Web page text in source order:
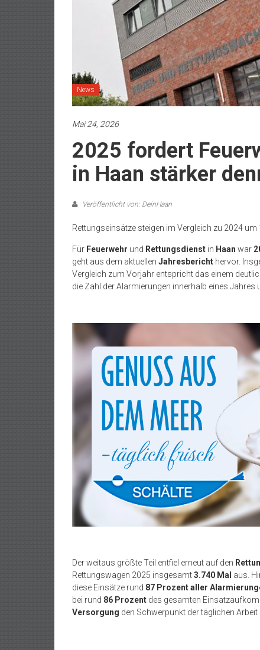
News
Mai 24, 2026
2025 fordert
in Haan stärker
Veröffentlicht von: DeinHaan
Rettungseinsätze steigen im Vergleich zu 2024 um
Für Feuerwehr und Rettungsdienst in Haan war
geht aus dem aktuellen Jahresbericht hervor.
Vergleich zum Vorjahr entspricht das einem
die Zahl der Alarmierungen innerhalb eines Jahres
Der weitaus größte Teil entfiel erneut auf den
Rettungswagen 2025 insgesamt3.740 Mal aus.
diese Einsätze rund 87 Prozent aller
bei rund 86 Prozent des gesamten
Versorgung den Schwerpunkt der täglichen Arbeit